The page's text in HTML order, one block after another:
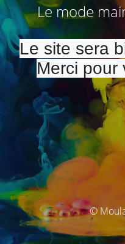
Le mode
Le site sera
Merci pour
©